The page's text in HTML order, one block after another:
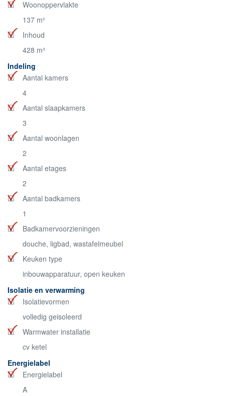
Woonoppervlakte
137 m²
Inhoud
428 m³
Indeling
Aantal kamers
4
Aantal slaapkamers
3
Aantal woonlagen
2
Aantal etages
2
Aantal badkamers
1
Badkamervoorzieningen
douche, ligbad, wastafelmeubel
Keuken type
inbouwapparatuur, open keuken
Isolatie en verwarming
Isolatievormen
volledig geisoleerd
Warmwater installatie
cv ketel
Energielabel
Energielabel
A